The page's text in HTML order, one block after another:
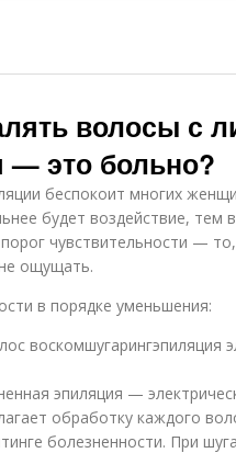
волосы с
— это больно?
беспокоит многих
будет воздействие,
чувствительности —
ощущать.
в порядке уменьшения:
воскомшугарингэпиляция
эпиляция —
обработку каждого
болезненности. При